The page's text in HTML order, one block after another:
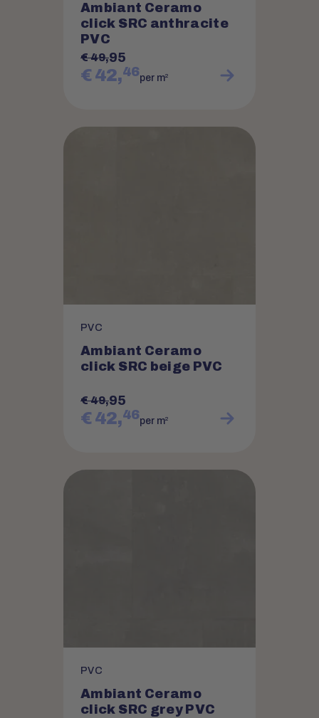
Ambiant Ceramo
click SRC anthracite
PVC
€ 49,95
€ 42,46per m2
PVC
Ambiant Ceramo
click SRC beige PVC
€ 49,95
€ 42,46per m2
PVC
Ambiant Ceramo
click SRC grey PVC